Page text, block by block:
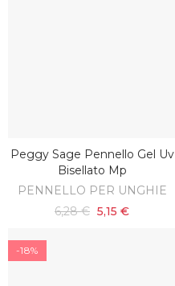
AGGIUNGI AL CARRELLO
Peggy Sage Pennello Gel Uv
Bisellato Mp
PENNELLO PER UNGHIE
6,28 € 5,15 €
-18%